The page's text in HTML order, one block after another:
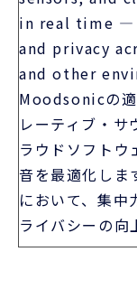
ラウドソフトウ
音を最適化しま
において、集中
ライバシーの向